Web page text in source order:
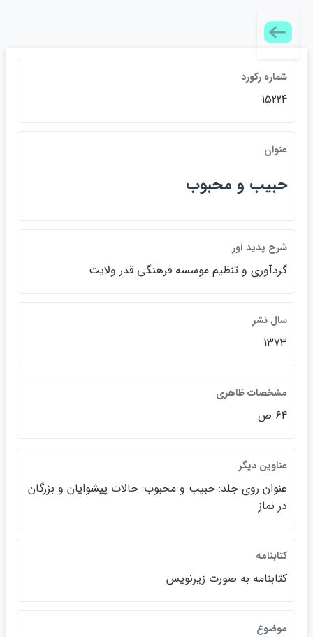
شماره ركورد
15224
عنوان
حبيب و محبوب
شرح پديد آور
گردآوري و تنظيم موسسه فرهنگي قدر ولايت
سال نشر
1373
مشخصات ظاهري
64 ص
عناوين ديگر
عنوان روي جلد: حبيب و محبوب: حالات پيشوايان و بزرگان
در نماز
كتابنامه
كتابنامه به صورت زيرنويس
موضوع